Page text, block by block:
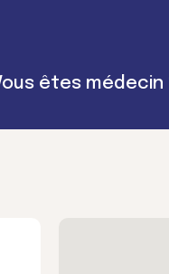
êtes médecin